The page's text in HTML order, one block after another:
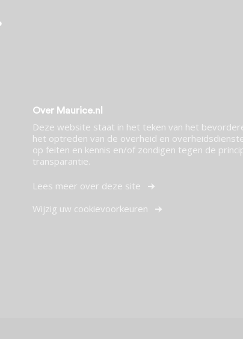
Over Maurice.nl
Deze website staat in het teken van het
het optreden van de overheid en
op feiten en kennis en/of zondigen tegen de
transparantie.
Lees meer over deze site
Wijzig uw cookievoorkeuren